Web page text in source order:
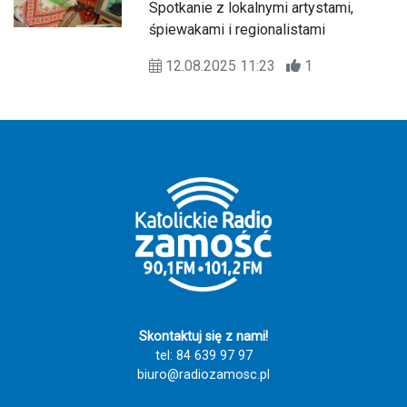
Spotkanie z lokalnymi artystami,
śpiewakami i regionalistami
12.08.2025 11:23 1
Skontaktuj się z nami!
tel: 84 639 97 97
biuro@radiozamosc.pl